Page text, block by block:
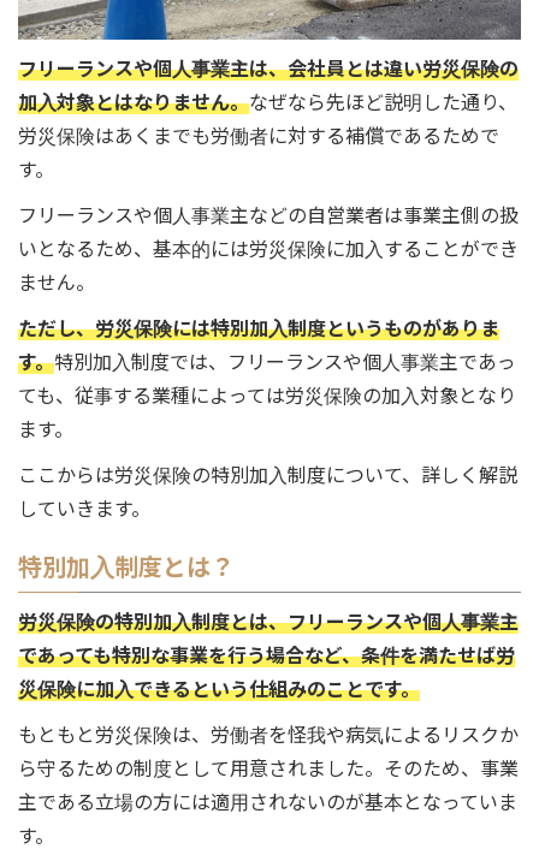
フリーランスや個人事業主は、会社員とは違い労災保険の
加入対象とはなりません。なぜなら先ほど説明した通り、
労災保険はあくまでも労働者に対する補償であるためで
す。
フリーランスや個人事業主などの自営業者は事業主側の扱
いとなるため、基本的には労災保険に加入することができ
ません。
ただし、労災保険には特別加入制度というものがありま
す。特別加入制度では、フリーランスや個人事業主であっ
ても、従事する業種によっては労災保険の加入対象となり
ます。
ここからは労災保険の特別加入制度について、詳しく解説
していきます。
特別加入制度とは？
労災保険の特別加入制度とは、フリーランスや個人事業主
であっても特別な事業を行う場合など、条件を満たせば労
災保険に加入できるという仕組みのことです。
もともと労災保険は、労働者を怪我や病気によるリスクか
ら守るための制度として用意されました。そのため、事業
主である立場の方には適用されないのが基本となっていま
す。